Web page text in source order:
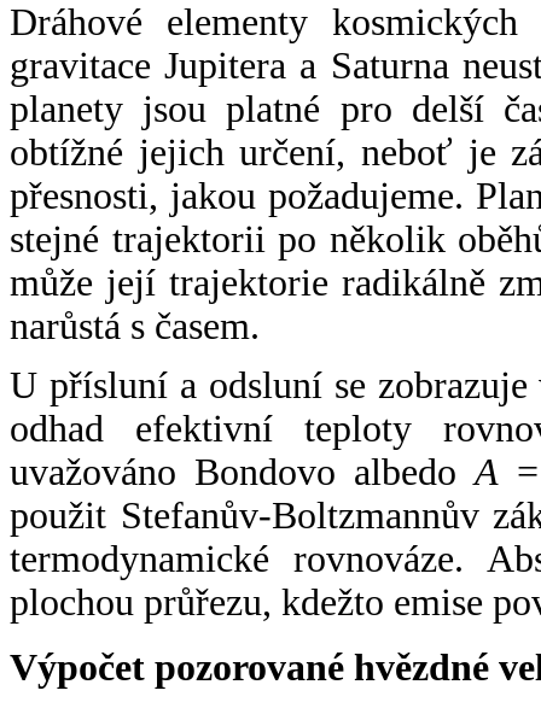
Dráhové elementy
gravitace Jupitera a Saturna
planety jsou platné pro delší
obtížné jejich určení, neboť je
přesnosti, jakou požadujeme.
stejné trajektorii po několik
může její trajektorie radikálně
narůstá s časem.
U přísluní a odsluní se
odhad efektivní teploty
uvažováno Bondovo albedoA
použit Stefanův-Boltzmannův
termodynamické rovnováze.
plochou průřezu, kdežto emise
Výpočet pozorované hvězdné